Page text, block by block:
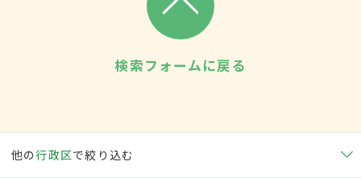
検索フォームに戻る
他の行政区で絞り込む